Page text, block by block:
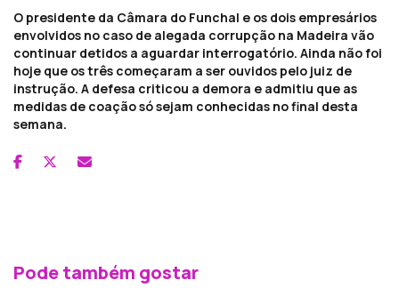
O presidente da Câmara do Funchal e os dois empresários
envolvidos no caso de alegada corrupção na Madeira vão
continuar detidos a aguardar interrogatório. Ainda não foi
hoje que os três começaram a ser ouvidos pelo juiz de
instrução. A defesa criticou a demora e admitiu que as
medidas de coação só sejam conhecidas no final desta
semana.
Pode também gostar